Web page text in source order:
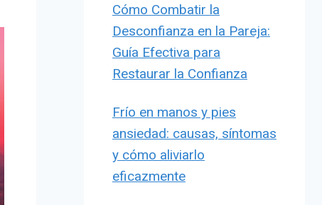
Cómo Combatir la
Desconfianza en la Pareja:
Guía Efectiva para
Restaurar la Confianza
Frío en manos y pies
ansiedad: causas, síntomas
y cómo aliviarlo
eficazmente